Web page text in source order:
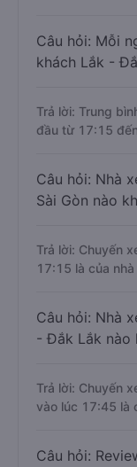
Câu hỏi: Mỗi
khách Lắk -
Trả lời: Trung
đầu từ 17:15
Câu hỏi: Nhà
Sài Gòn nào
Trả lời: Chuyến
17:15 là của
Câu hỏi: Nhà
- Đắk Lắk nào
Trả lời: Chuyến
vào lúc 17:45 là
Câu hỏi: